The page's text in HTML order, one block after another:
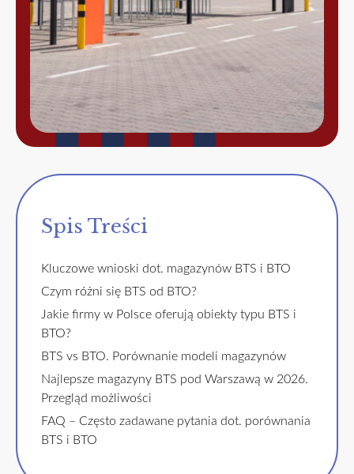
Spis Treści
Kluczowe wnioski dot. magazynów BTS i BTO
Czym różni się BTS od BTO?
Jakie firmy w Polsce oferują obiekty typu BTS i
BTO?
BTS vs BTO. Porównanie modeli magazynów
Najlepsze magazyny BTS pod Warszawą w 2026.
Przegląd możliwości
FAQ – Często zadawane pytania dot. porównania
BTS i BTO